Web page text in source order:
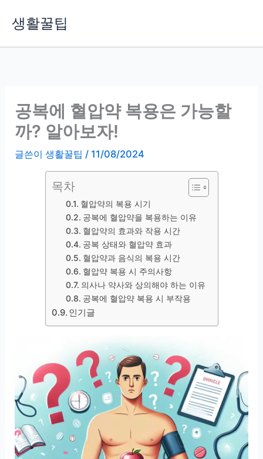
생활꿀팁
공복에 혈압약 복용은 가능할
까? 알아보자!
글쓴이생활꿀팁 / 11/08/2024
목차
혈압약의 복용 시기
공복에 혈압약을 복용하는 이유
혈압약의 효과와 작용 시간
공복 상태와 혈압약 효과
혈압약과 음식의 복용 시간
혈압약 복용 시 주의사항
의사나 약사와 상의해야 하는 이유
공복에 혈압약 복용 시 부작용
인기글